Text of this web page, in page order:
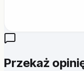
Przekaż